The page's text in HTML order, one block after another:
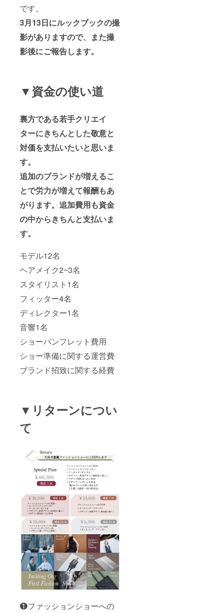
です。
3月13日にルックブックの撮
影がありますので、また撮
影後にご報告します。
▼資金の使い道
裏方である若手クリエイ
ターにきちんとした敬意と
対価を支払いたいと思いま
す。
追加のブランドが増えるこ
とで労力が増えて報酬もあ
がります。追加費用も資金
の中からきちんと支払いま
す。
モデル12名
ヘアメイク2~3名
スタイリスト1名
フィッター4名
ディレクター1名
音響1名
ショーパンフレット費用
ショー準備に関する運営費
ブランド招致に関する経費
▼リターンについ
て
❶ファッションショーへの